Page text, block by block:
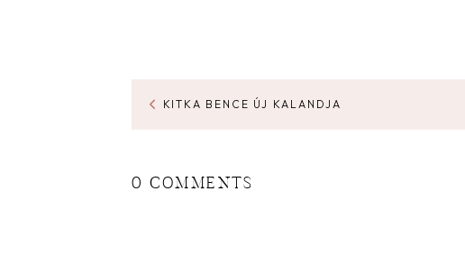
KITKA BENCE ÚJ KALANDJA
0 COMMENTS